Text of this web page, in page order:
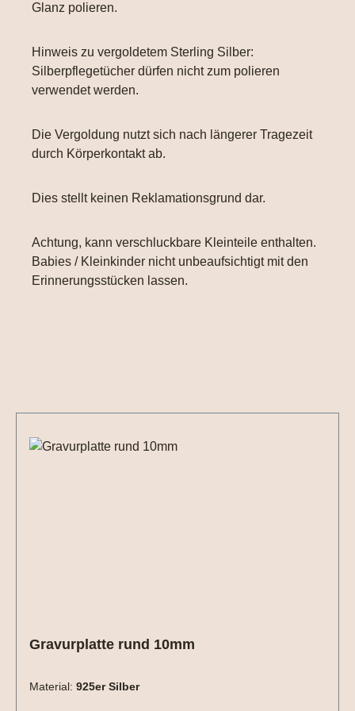
Glanz polieren.
Hinweis zu vergoldetem Sterling Silber:
Silberpflegetücher dürfen nicht zum polieren
verwendet werden.
Die Vergoldung nutzt sich nach längerer Tragezeit
durch Körperkontakt ab.
Dies stellt keinen Reklamationsgrund dar.
Achtung, kann verschluckbare Kleinteile enthalten.
Babies / Kleinkinder nicht unbeaufsichtigt mit den
Erinnerungsstücken lassen.
Gravurplatte rund 10mm
Material: 925er Silber